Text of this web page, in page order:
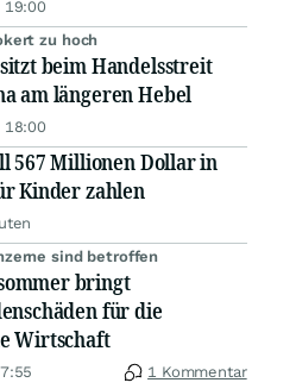
19:00
zu hoch
beim Handelsstreit
am längeren Hebel
18:00
567 Millionen Dollar in
Kinder zahlen
sind betroffen
bringt
für die
Wirtschaft
1 Kommentar